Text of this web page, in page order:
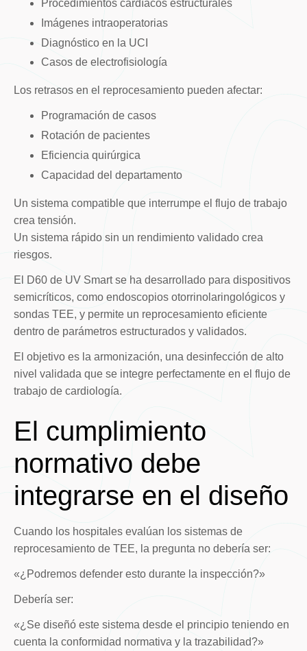
Procedimientos cardíacos estructurales
Imágenes intraoperatorias
Diagnóstico en la UCI
Casos de electrofisiología
Los retrasos en el reprocesamiento pueden afectar:
Programación de casos
Rotación de pacientes
Eficiencia quirúrgica
Capacidad del departamento
Un sistema compatible que interrumpe el flujo de trabajo
crea tensión.
Un sistema rápido sin un rendimiento validado crea
riesgos.
El D60 de UV Smart se ha desarrollado para dispositivos
semicríticos, como endoscopios otorrinolaringológicos y
sondas TEE, y permite un reprocesamiento eficiente
dentro de parámetros estructurados y validados.
El objetivo es la armonización, una desinfección de alto
nivel validada que se integre perfectamente en el flujo de
trabajo de cardiología.
El cumplimiento
normativo debe
integrarse en el diseño
Cuando los hospitales evalúan los sistemas de
reprocesamiento de TEE, la pregunta no debería ser:
«¿Podremos defender esto durante la inspección?»
Debería ser:
«¿Se diseñó este sistema desde el principio teniendo en
cuenta la conformidad normativa y la trazabilidad?»